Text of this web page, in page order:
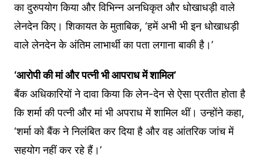
का दुरुपयोग किया और विभिन्न अनधिकृत और धोखाधड़ी वाले
लेनदेन किए। शिकायत के मुताबिक, ‘हमें अभी भी इन धोखाधड़ी
वाले लेनदेन के अंतिम लाभार्थी का पता लगाना बाकी है।’
‘आरोपी की मां और पत्नी भी आपराध में शामिल’
बैंक अधिकारियों ने दावा किया कि लेन-देन से ऐसा प्रतीत होता है
कि शर्मा की पत्नी और मां भी अपराध में शामिल थीं। उन्होंने कहा,
‘शर्मा को बैंक ने निलंबित कर दिया है और वह आंतरिक जांच में
सहयोग नहीं कर रहे हैं।’